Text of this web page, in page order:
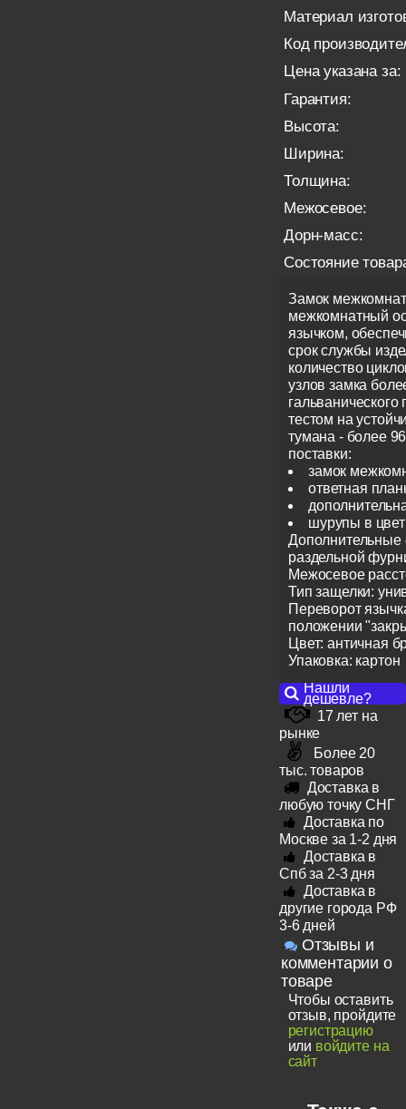
Материал
Код
Цена указана за:
Гарантия:
Высота:
Ширина:
Толщина:
Межосевое:
Дорн-масс:
Состояние
Замок
межкомнатный
язычком,
срок службы
количество
узлов замка
тестом на
тумана - более
поставки:
замок
ответная
шурупы в
Дополнительные
раздельной
Межосевое
Тип защелки:
Переворот
положении
Цвет: античная
Упаковка: картон
Нашли
дешевле?
17 лет на
рынке
Более 20
тыс. товаров
Доставка в
любую точку СНГ
Доставка по
Москве за 1-2 дня
Доставка в
Спб за 2-3 дня
Доставка в
другие города РФ
3-6 дней
Отзывы и
комментарии о
товаре
Чтобы оставить
отзыв, пройдите
регистрацию
или войдите на
сайт